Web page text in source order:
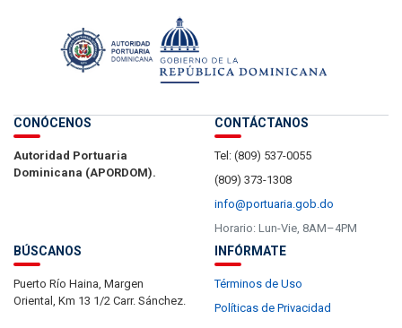
CONÓCENOS
Autoridad Portuaria
Dominicana (APORDOM).
CONTÁCTANOS
Tel: (809) 537-0055
(809) 373-1308
info@portuaria.gob.do
Horario: Lun-Vie, 8AM–4PM
BÚSCANOS
Puerto Río Haina, Margen
Oriental, Km 13 1/2 Carr. Sánchez.
INFÓRMATE
Términos de Uso
Políticas de Privacidad